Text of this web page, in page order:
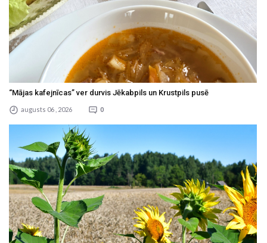
“Mājas kafejnīcas” ver durvis Jēkabpils un Krustpils pusē
augusts 06 , 2026 0